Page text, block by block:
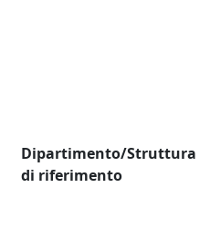
Dipartimento/Struttura
di riferimento